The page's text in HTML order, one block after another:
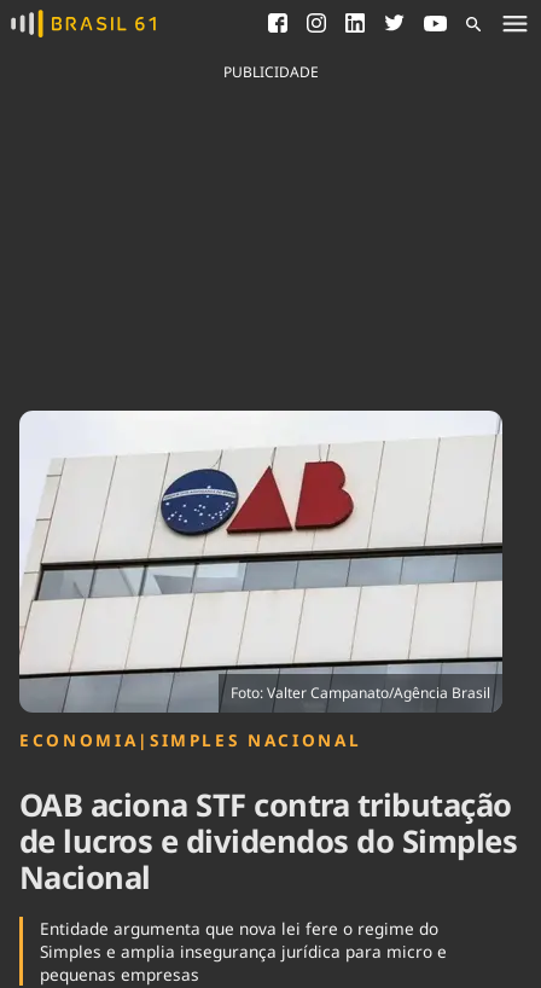
Ver todas as notícias
Saneamento
Indicadores
Agronegócios
Brasil
Brasil Mineral
Ciência &
Tecnologia
Cinema
Comportamento
Cultura
Economia
Educação
Infraestrutura
Internacional
Meio Ambiente
Podcast
Política
Saúde
Tempo
PUBLICIDADE
Foto: Valter Campanato/Agência Brasil
ECONOMIA | SIMPLES NACIONAL
OAB aciona STF contra tributação
de lucros e dividendos do Simples
Nacional
Entidade argumenta que nova lei fere o regime do
Simples e amplia insegurança jurídica para micro e
pequenas empresas